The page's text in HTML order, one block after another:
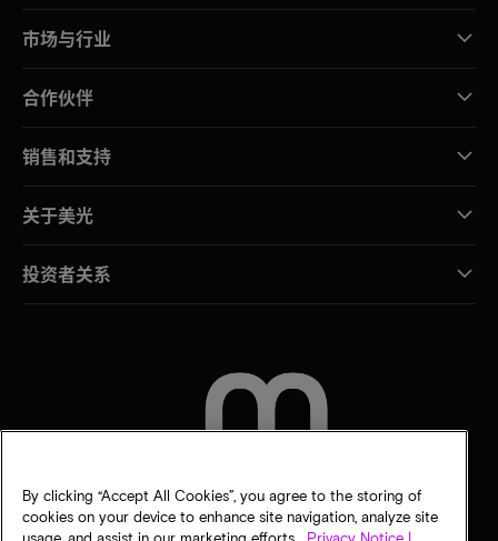
市场与行业
合作伙伴
销售和支持
关于美光
投资者关系
By clicking “Accept All Cookies”, you agree to the storing of
cookies on your device to enhance site navigation, analyze site